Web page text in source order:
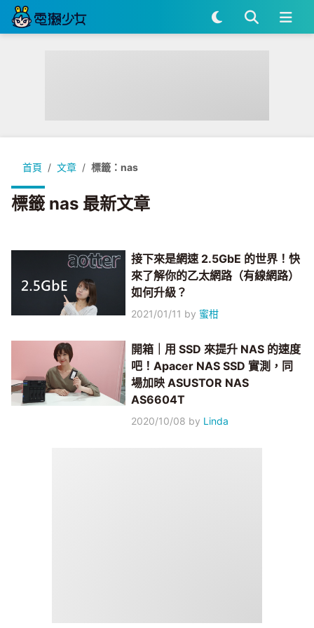
首頁 文章 標籤：nas
標籤 nas 最新文章
接下來是網速 2.5GbE 的世界！快
來了解你的乙太網路（有線網路）
如何升級？
2021/01/11 by 蜜柑
開箱｜用 SSD 來提升 NAS 的速度
吧！Apacer NAS SSD 實測，同
場加映 ASUSTOR NAS
AS6604T
2020/10/08 by Linda